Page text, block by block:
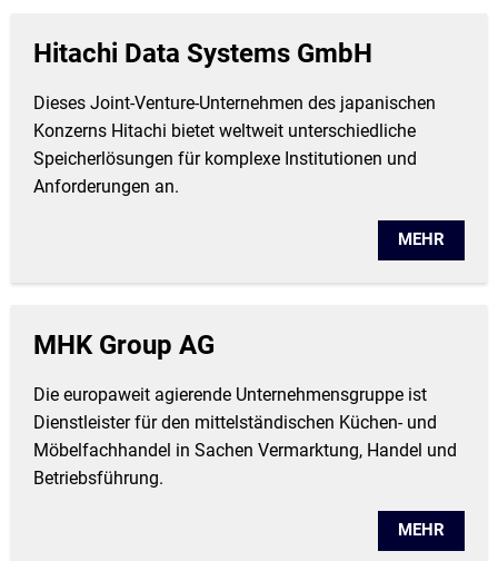
Hitachi Data Systems GmbH
Dieses Joint-Venture-Unternehmen des japanischen
Konzerns Hitachi bietet weltweit unterschiedliche
Speicherlösungen für komplexe Institutionen und
Anforderungen an.
MEHR
MHK Group AG
Die europaweit agierende Unternehmensgruppe ist
Dienstleister für den mittelständischen Küchen- und
Möbelfachhandel in Sachen Vermarktung, Handel und
Betriebsführung.
MEHR